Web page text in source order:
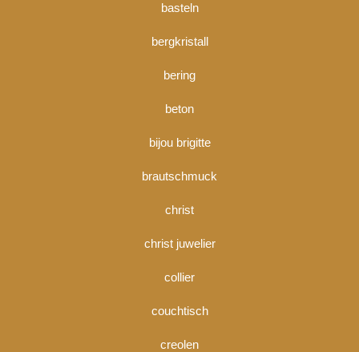
basteln
bergkristall
bering
beton
bijou brigitte
brautschmuck
christ
christ juwelier
collier
couchtisch
creolen